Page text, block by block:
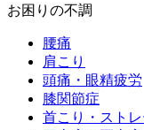
お困りの不調
腰痛
肩こり
頭痛・眼精疲労
膝関節症
首こり・スト